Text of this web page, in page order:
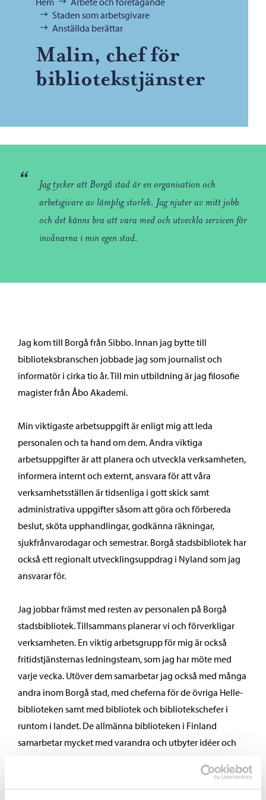
Staden som arbetsgivare
Anställda berättar
Malin, chef för
bibliotekstjänster
“
Jag tycker att Borgå stad är en organisation och
arbetsgivare av lämplig storlek. Jag njuter av mitt jobb
och det känns bra att vara med och utveckla servicen för
invånarna i min egen stad.
Jag kom till Borgå från Sibbo. Innan jag bytte till
biblioteksbranschen jobbade jag som journalist och
informatör i cirka tio år. Till min utbildning är jag filosofie
magister från Åbo Akademi.
Min viktigaste arbetsuppgift är enligt mig att leda
personalen och ta hand om dem. Andra viktiga
arbetsuppgifter är att planera och utveckla verksamheten,
informera internt och externt, ansvara för att våra
verksamhetsställen är tidsenliga i gott skick samt
administrativa uppgifter såsom att göra och förbereda
beslut, sköta upphandlingar, godkänna räkningar,
sjukfrånvarodagar och semestrar. Borgå stadsbibliotek har
också ett regionalt utvecklingsuppdrag i Nyland som jag
ansvarar för.
Jag jobbar främst med resten av personalen på Borgå
stadsbibliotek. Tillsammans planerar vi och förverkligar
verksamheten. En viktig arbetsgrupp för mig är också
fritidstjänsternas ledningsteam, som jag har möte med
varje vecka. Utöver dem samarbetar jag också med många
andra inom Borgå stad, med cheferna för de övriga Helle-
biblioteken samt med bibliotek och bibliotekschefer i
runtom i landet. De allmänna biblioteken i Finland
samarbetar mycket med varandra och utbyter idéer och
fungerande praxis. Det finns alltid någon man kan få ett